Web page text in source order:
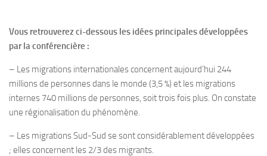
Vous retrouverez ci-dessous les idées principales développées
par la conférencière :
– Les migrations internationales concernent aujourd’hui 244
millions de personnes dans le monde (3,5 %) et les migrations
internes 740 millions de personnes, soit trois fois plus. On constate
une régionalisation du phénomène.
– Les migrations Sud-Sud se sont considérablement développées
; elles concernent les 2/3 des migrants.